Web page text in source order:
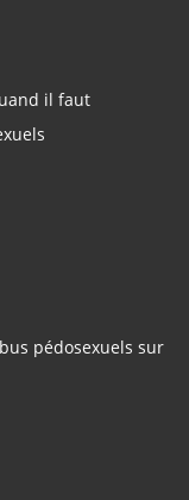
il faut
pédosexuels sur